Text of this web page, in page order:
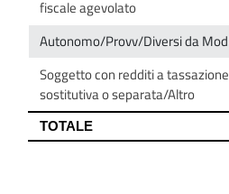
Soggetto con redditi a tassazione